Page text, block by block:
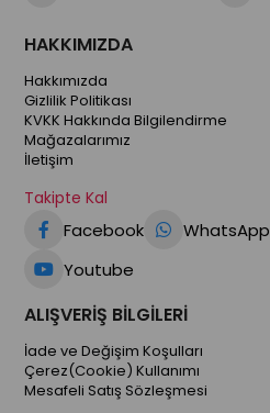
HAKKIMIZDA
Hakkımızda
Gizlilik Politikası
KVKK Hakkında Bilgilendirme
Mağazalarımız
İletişim
Takipte Kal
Facebook WhatsApp
Youtube
ALIŞVERİŞ BİLGİLERİ
İade ve Değişim Koşulları
Çerez(Cookie) Kullanımı
Mesafeli Satış Sözleşmesi